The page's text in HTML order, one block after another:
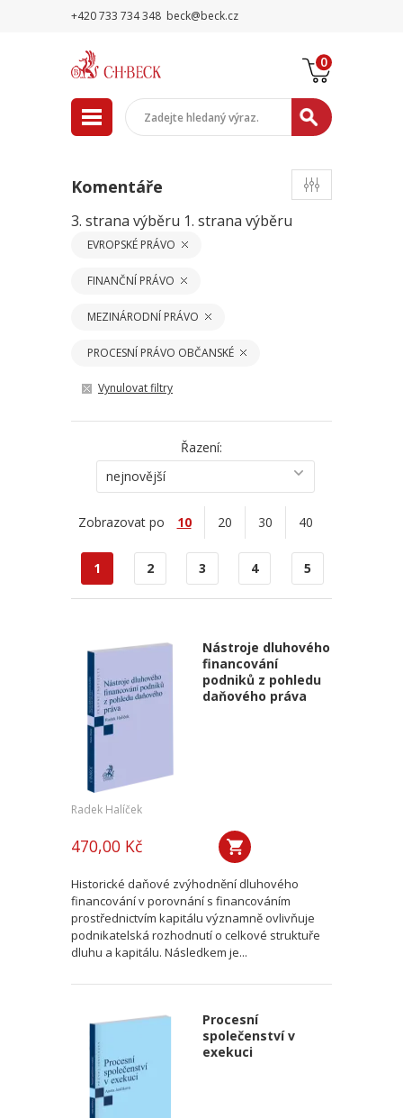
+420 733 734 348 beck@beck.cz
0
Komentáře
3. strana výběru 1. strana výběru
EVROPSKÉ PRÁVO
FINANČNÍ PRÁVO
MEZINÁRODNÍ PRÁVO
PROCESNÍ PRÁVO OBČANSKÉ
Vynulovat filtry
Řazení:
nejnovější
Zobrazovat po 10 20 30 40
1 2 3 4 5
Nástroje dluhového
financování
podniků z pohledu
daňového práva
Radek Halíček
470,00 Kč
Historické daňové zvýhodnění dluhového
financování v porovnání s financováním
prostřednictvím kapitálu významně ovlivňuje
podnikatelská rozhodnutí o celkové struktuře
dluhu a kapitálu. Následkem je...
Procesní
společenství v
exekuci